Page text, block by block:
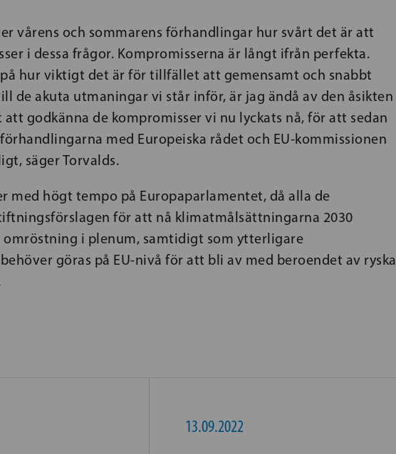
vårens och sommarens förhandlingar hur svårt det är att
i dessa frågor. Kompromisserna är långt ifrån perfekta.
hur viktigt det är för tillfället att gemensamt och snabbt
de akuta utmaningar vi står inför, är jag ändå av den åsikten
godkänna de kompromisser vi nu lyckats nå, för att sedan
med Europeiska rådet och EU-kommissionen
säger Torvalds.
med högt tempo på Europaparlamentet, då alla de
för att nå klimatmålsättningarna 2030
i plenum, samtidigt som ytterligare
göras på EU-nivå för att bli av med beroendet av ryska
13.09.2022